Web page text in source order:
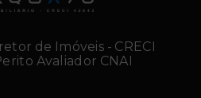
de Imóveis - CRECI
Avaliador CNAI